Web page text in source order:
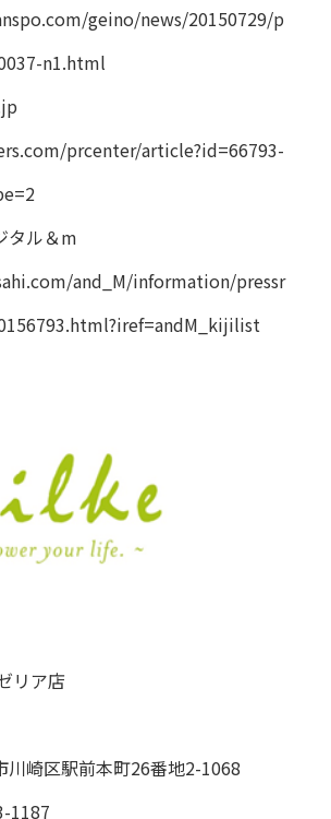
geino/news/20150729/p
n1.html
prcenter/article?id=66793-
タル＆m
and_M/information/pressr
リア店
川崎区駅前本町26番地2-1068
1187